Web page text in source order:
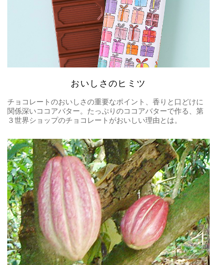
おいしさのヒミツ
チョコレートのおいしさの重要なポイント、香りと口どけに
関係深いココアバター。たっぷりのココアバターで作る、第
３世界ショップのチョコレートがおいしい理由とは。